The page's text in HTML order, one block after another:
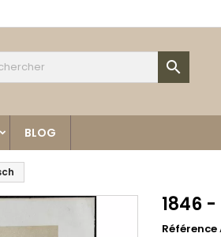

BLOG
1846
Référence